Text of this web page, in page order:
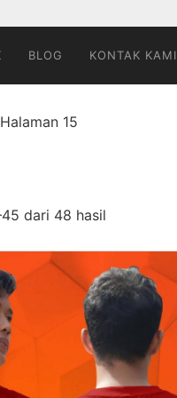
BLOG KONTAK KAMI
15
dari 48 hasil